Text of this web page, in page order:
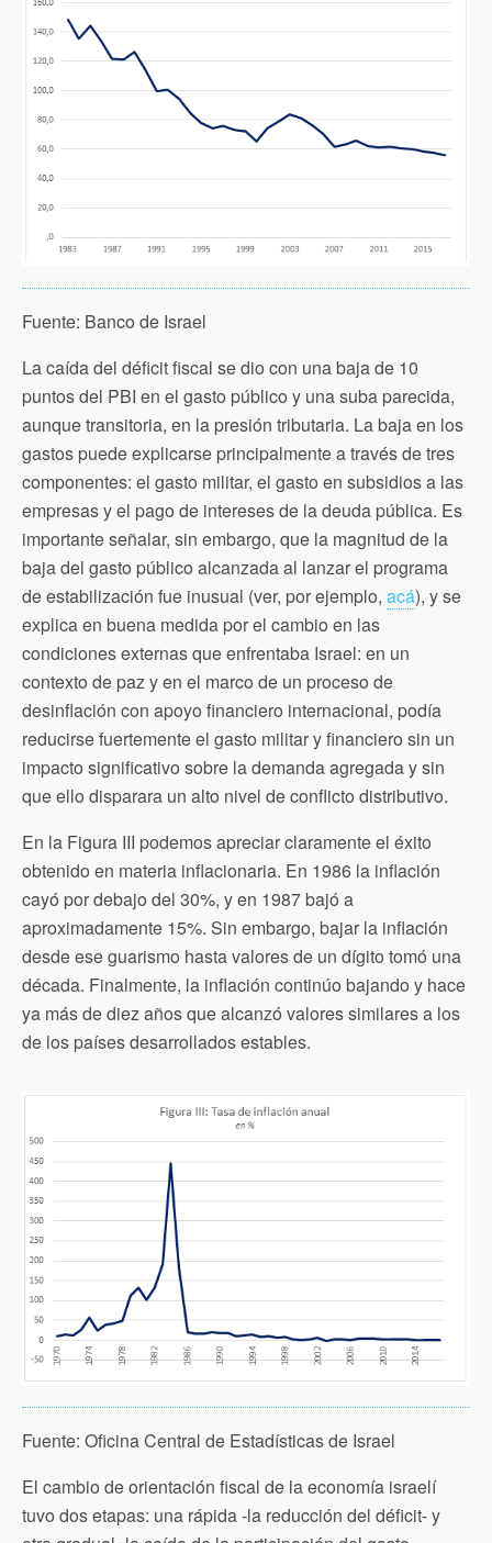
Fuente: Banco de Israel
La caída del déficit fiscal se dio con una baja de 10
puntos del PBI en el gasto público y una suba parecida,
aunque transitoria, en la presión tributaria. La baja en los
gastos puede explicarse principalmente a través de tres
componentes: el gasto militar, el gasto en subsidios a las
empresas y el pago de intereses de la deuda pública. Es
importante señalar, sin embargo, que la magnitud de la
baja del gasto público alcanzada al lanzar el programa
de estabilización fue inusual (ver, por ejemplo, acá), y se
explica en buena medida por el cambio en las
condiciones externas que enfrentaba Israel: en un
contexto de paz y en el marco de un proceso de
desinflación con apoyo financiero internacional, podía
reducirse fuertemente el gasto militar y financiero sin un
impacto significativo sobre la demanda agregada y sin
que ello disparara un alto nivel de conflicto distributivo.
En la Figura III podemos apreciar claramente el éxito
obtenido en materia inflacionaria. En 1986 la inflación
cayó por debajo del 30%, y en 1987 bajó a
aproximadamente 15%. Sin embargo, bajar la inflación
desde ese guarismo hasta valores de un dígito tomó una
década. Finalmente, la inflación continúo bajando y hace
ya más de diez años que alcanzó valores similares a los
de los países desarrollados estables.
Fuente: Oficina Central de Estadísticas de Israel
El cambio de orientación fiscal de la economía israelí
tuvo dos etapas: una rápida -la reducción del déficit- y